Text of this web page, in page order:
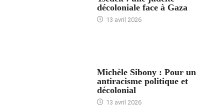
décoloniale face à Gaza
13 avril 2026
Michèle Sibony : Pour un
antiracisme politique et
décolonial
13 avril 2026